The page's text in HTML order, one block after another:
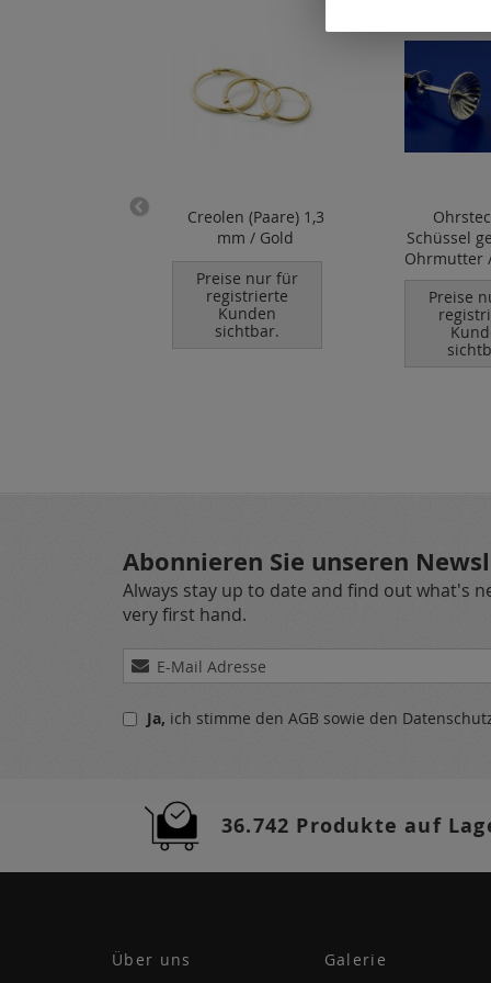
Creolen (Paare) 1,3
mm / Gold
Preise nur für
registrierte
Kunden
sichtbar.
Schüssel
Ohrmutter
Preise
Abonnieren Sie unseren
Always stay up to date and find out what's
very first hand.
Melden
Sie
für Ja, ich stimme den AGB sowie den
36.742 Produkte auf
Über uns Galerie